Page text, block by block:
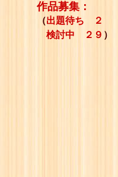
作品募集：
（出題待ち ２
検討中 ２９ ）